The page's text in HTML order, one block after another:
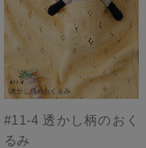
#11-4 透かし柄のおく
るみ